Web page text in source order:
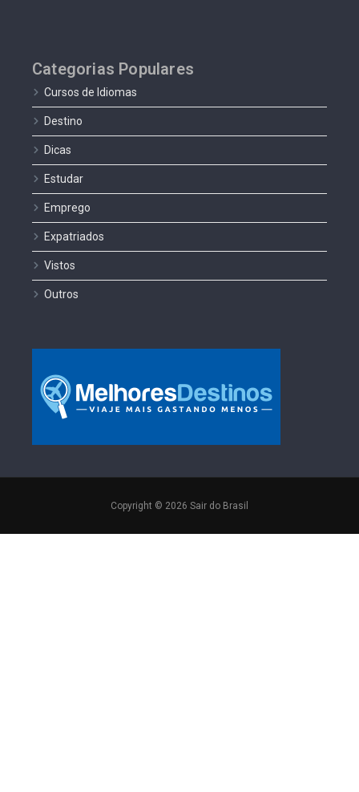
Categorias Populares
Cursos de Idiomas
Destino
Dicas
Estudar
Emprego
Expatriados
Vistos
Outros
Copyright © 2026 Sair do Brasil